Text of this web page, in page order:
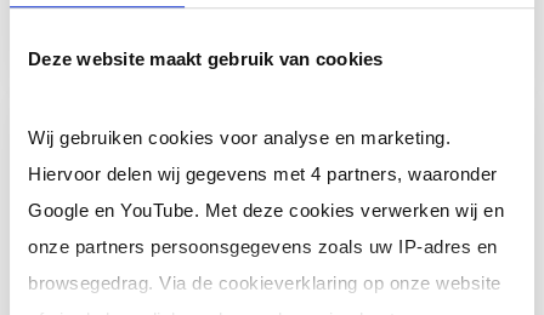
Deze website maakt gebruik van cookies
Wij gebruiken cookies voor analyse en marketing.
Hiervoor delen wij gegevens met 4 partners, waaronder
Google en YouTube. Met deze cookies verwerken wij en
onze partners persoonsgegevens zoals uw IP-adres en
browsegedrag. Via de cookieverklaring op onze website
Ik ben een interim,
freelance of ZZP
professional (of ik wil in
loondienst)
Je schrijft je in door jouw cv te